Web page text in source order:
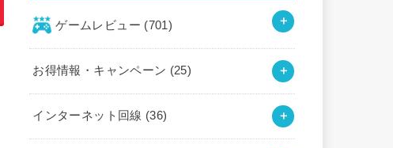
ゲームレビュー (701)
お得情報・キャンペーン (25)
インターネット回線 (36)